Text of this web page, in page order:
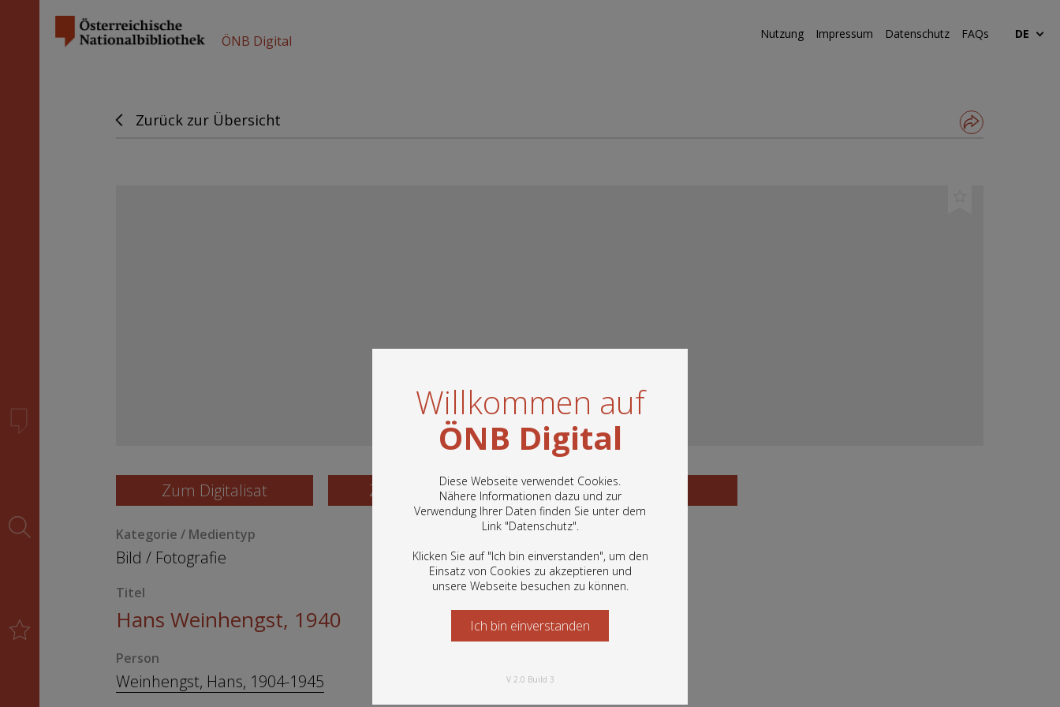
Willkommen auf
ÖNB Digital
Diese Webseite verwendet Cookies.
Nähere Informationen dazu und zur
Verwendung Ihrer Daten finden Sie unter dem
Link "Datenschutz".
Klicken Sie auf "Ich bin einverstanden", um den
Einsatz von Cookies zu akzeptieren und
unsere Webseite besuchen zu können.
In diesem Portal finden Sie die digitalen
Bestände der Österreichischen
Grafiken und vieles mehr.
Ich bin einverstanden
Starten Sie jetzt
V 2.0 Build 3
ÖNB Digital Nutzung Impressum Datenschutz FAQs DE
Zurück zur Übersicht
Zum Digitalisat Zum Katalogisat Zur Vorschau
Kategorie / Medientyp
Bild / Fotografie
Titel
Hans Weinhengst, 1940
Person
Weinhengst, Hans, 1904-1945